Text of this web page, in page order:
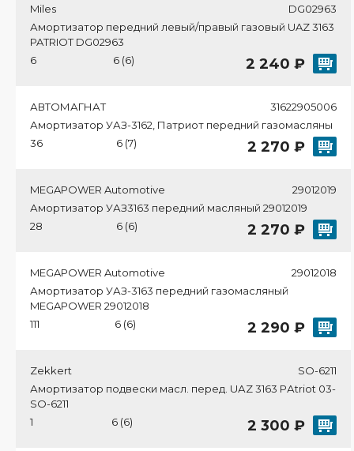
Miles
DG02963
Амортизатор передний левый/правый газовый UAZ 3163
PATRIOT DG02963
6
6 (6) 2 240 ₽
АВТОМАГНАТ
31622905006
Амортизатор УАЗ-3162, Патриот передний газомасляны
36
6 (7) 2 270 ₽
MEGAPOWER Automotive
29012019
Амортизатор УАЗ3163 передний масляный 29012019
28
6 (6) 2 270 ₽
MEGAPOWER Automotive
29012018
Амортизатор УАЗ-3163 передний газомасляный
MEGAPOWER 29012018
111
6 (6) 2 290 ₽
Zekkert
SO-6211
Амортизатор подвески масл. перед. UАZ 3163 PАtriot 03-
SO-6211
1
6 (6) 2 300 ₽